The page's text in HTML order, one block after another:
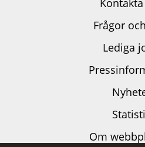
Frågor
Lediga
Om